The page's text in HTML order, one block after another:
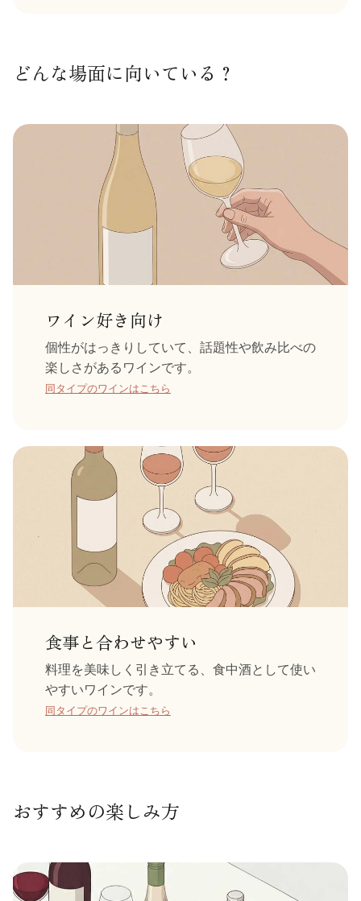
どんな場面に向いている？
ワイン好き向け
個性がはっきりしていて、話題性や飲み比べの
楽しさがあるワインです。
同タイプのワインはこちら
食事と合わせやすい
料理を美味しく引き立てる、食中酒として使い
やすいワインです。
同タイプのワインはこちら
おすすめの楽しみ方